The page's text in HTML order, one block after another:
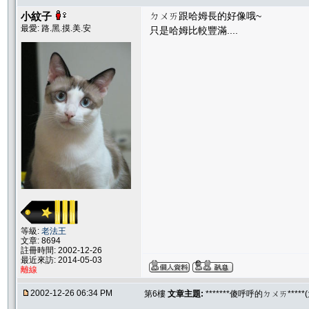
小紋子
最愛: 路.黑.摸.美.安
等級: 老法王
文章: 8694
註冊時間: 2002-12-26
最近來訪: 2014-05-03
離線
ㄉㄨㄞ跟哈姆長的好像哦~
只是哈姆比較豐滿....
2002-12-26 06:34 PM 第6樓 文章主題: *******傻呼呼的ㄉㄨㄞ